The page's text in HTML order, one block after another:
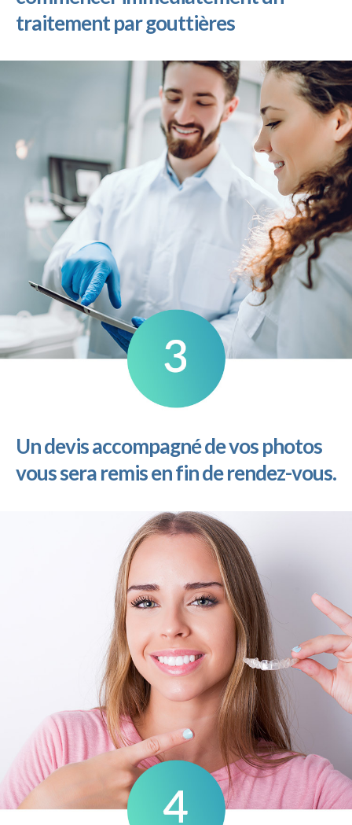
traitement par gouttières
Un devis accompagné de vos photos
vous sera remis en fin de rendez-vous.